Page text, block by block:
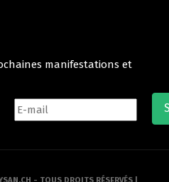
manifestations et
- TOUS DROITS RÉSERVÉS |